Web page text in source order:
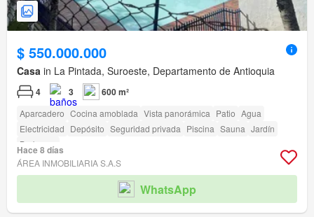
$ 550.000.000
Casa in La Pintada, Suroeste, Departamento de Antioquia
4 3 600 m²
Aparcadero Cocina amoblada Vista panorámica Patio Agua
Electricidad Depósito Seguridad privada Piscina Sauna Jardín
Barbecue
Hace 8 días
ÁREA INMOBILIARIA S.A.S
WhatsApp